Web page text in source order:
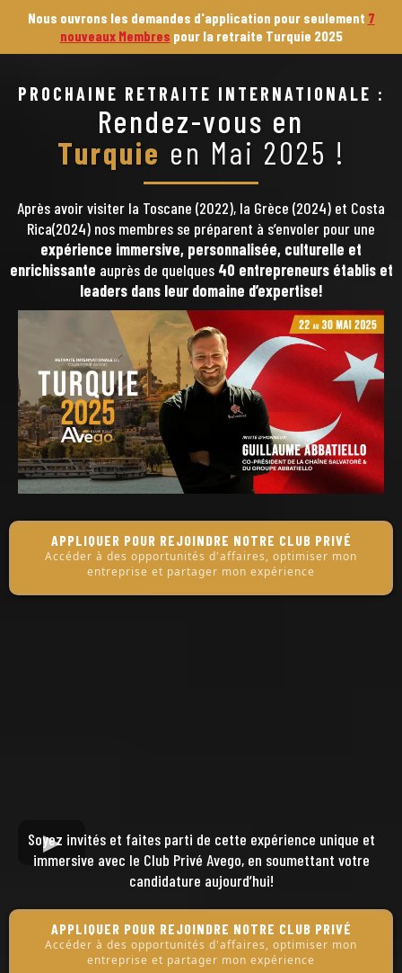
Nous ouvrons les demandes d'application pour seulement 7
nouveaux Membres pour la retraite Turquie 2025
PROCHAINE RETRAITE INTERNATIONALE :
Rendez-vous en
Turquie en Mai 2025 !
Après avoir visiter la Toscane (2022), la Grèce (2024) et Costa
Rica(2024) nos membres se préparent à s’envoler pour une
expérience immersive, personnalisée, culturelle et
enrichissante auprès de quelques 40 entrepreneurs établis et
leaders dans leur domaine d’expertise!
APPLIQUER POUR REJOINDRE NOTRE CLUB PRIVÉ
Accéder à des opportunités d'affaires, optimiser mon
entreprise et partager mon expérience
Soyez invités et faites parti de cette expérience unique et
immersive avec le Club Privé Avego, en soumettant votre
candidature aujourd’hui!
APPLIQUER POUR REJOINDRE NOTRE CLUB PRIVÉ
Accéder à des opportunités d'affaires, optimiser mon
entreprise et partager mon expérience